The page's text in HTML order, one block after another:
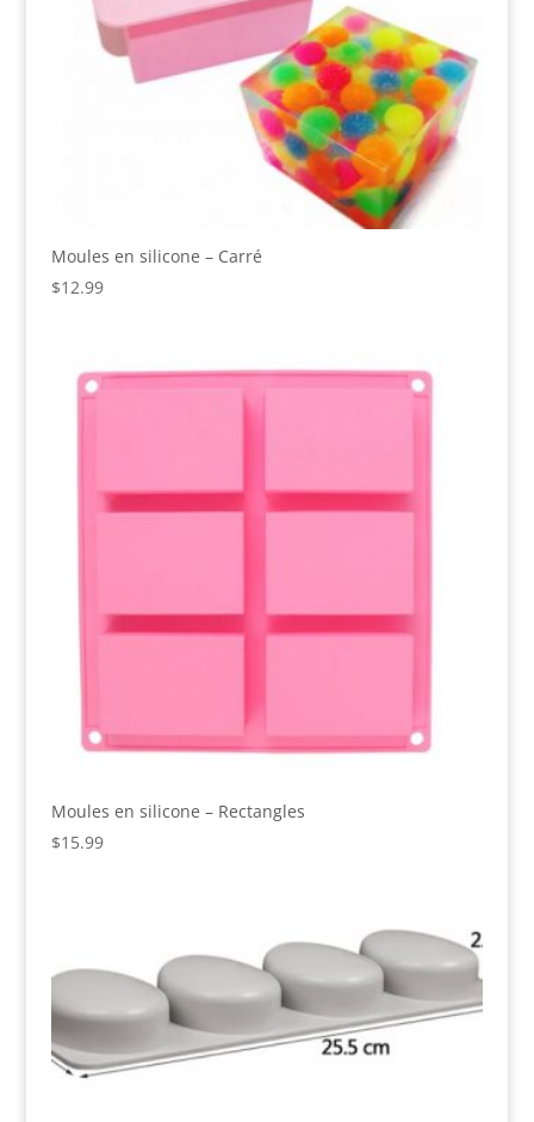
Moules en silicone – Carré
$12.99
Moules en silicone – Rectangles
$15.99